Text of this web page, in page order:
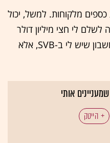
מלקוחות. למשל, יכול
לשלם לי חצי מיליון דולר
מחר, אני צריך שזה לא ייכנס לחשבון שיש לי ב-SVB, אלא
אותי
הייטק